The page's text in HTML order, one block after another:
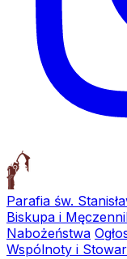
Parafia św.
Biskupa i
Nabożeństwa
Wspólnoty i